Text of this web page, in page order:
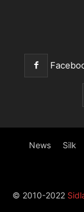
News Silk
© 2010-2022